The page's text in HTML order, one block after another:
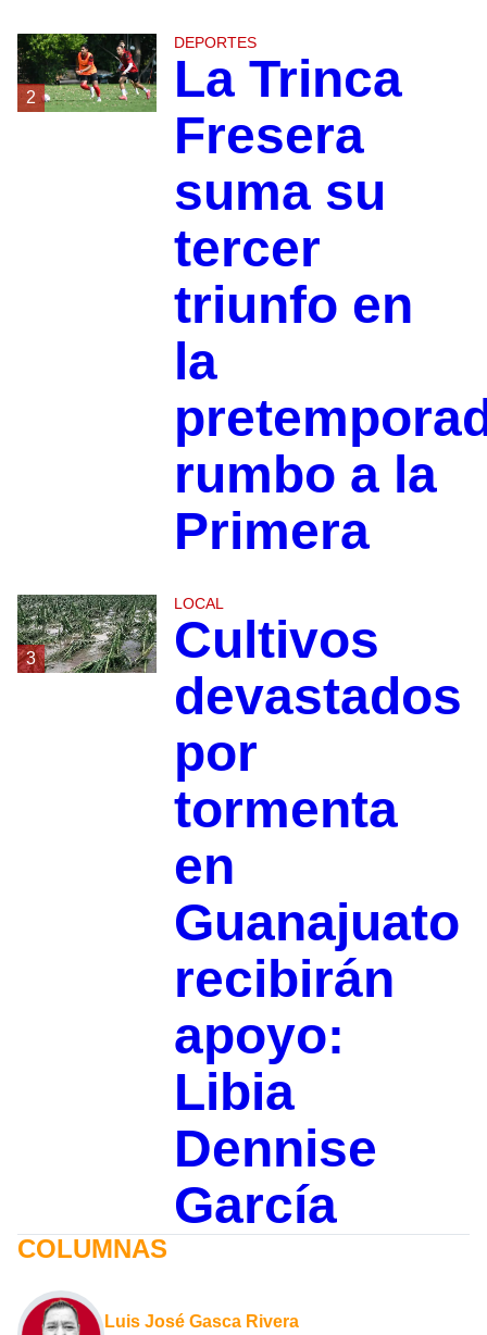
2
DEPORTES
La Trinca
Fresera
suma su
tercer
triunfo en
la
rumbo a la
Primera
3
LOCAL
Cultivos
devastados
por
tormenta
en
Guanajuato
recibirán
apoyo:
Libia
Dennise
García
COLUMNAS
Luis José Gasca Rivera